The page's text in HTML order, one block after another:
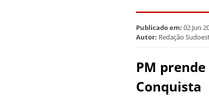
Publicado em: 02 Jun
Autor: Redação
PM
Conquista